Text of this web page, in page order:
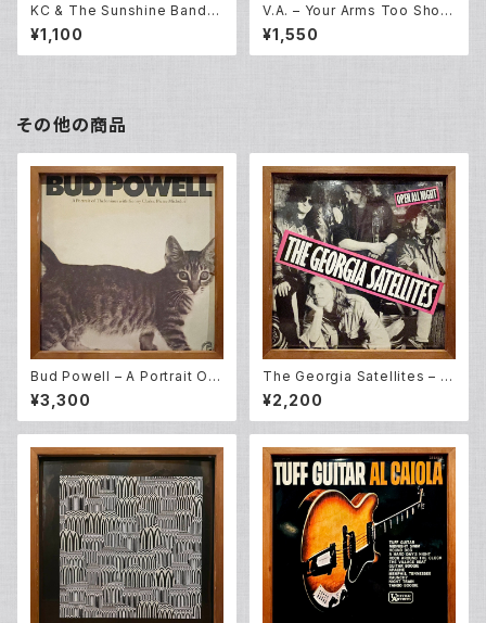
KC & The Sunshine Band –
Get Down Tonight / That's
The Way I Like It (12EP)
¥1,100
V.A. – Your Arms Too Short
To Box With God [Original
Broadway Cast] (LP)
¥1,550
その他の商品
Bud Powell – A Portrait Of
Thelonious (LP)
¥3,300
The Georgia Satellites – O
pen All Night (LP)
¥2,200